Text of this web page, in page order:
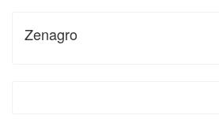
Zenagro